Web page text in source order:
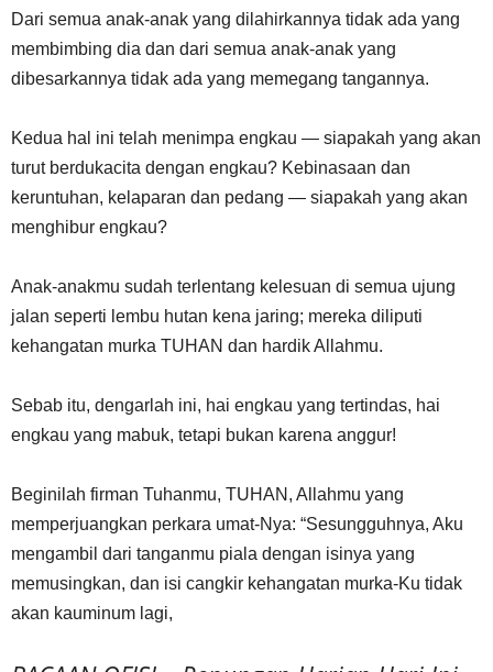
Dari semua anak-anak yang dilahirkannya tidak ada yang
membimbing dia dan dari semua anak-anak yang
dibesarkannya tidak ada yang memegang tangannya.
Kedua hal ini telah menimpa engkau — siapakah yang akan
turut berdukacita dengan engkau? Kebinasaan dan
keruntuhan, kelaparan dan pedang — siapakah yang akan
menghibur engkau?
Anak-anakmu sudah terlentang kelesuan di semua ujung
jalan seperti lembu hutan kena jaring; mereka diliputi
kehangatan murka TUHAN dan hardik Allahmu.
Sebab itu, dengarlah ini, hai engkau yang tertindas, hai
engkau yang mabuk, tetapi bukan karena anggur!
Beginilah firman Tuhanmu, TUHAN, Allahmu yang
memperjuangkan perkara umat-Nya: “Sesungguhnya, Aku
mengambil dari tanganmu piala dengan isinya yang
memusingkan, dan isi cangkir kehangatan murka-Ku tidak
akan kauminum lagi,